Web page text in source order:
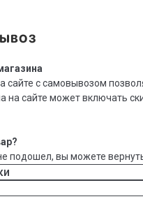
сайте с самовывозом
на сайте может включать
подошел, вы можете